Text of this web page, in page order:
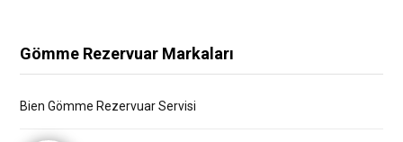
Gömme Rezervuar Markaları
Bien Gömme Rezervuar Servisi